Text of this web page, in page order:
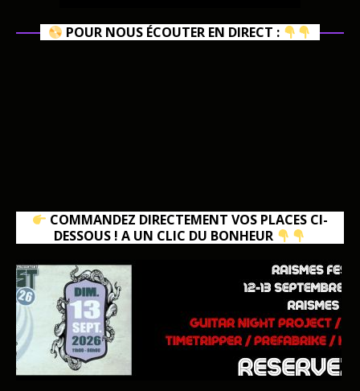
POUR NOUS ÉCOUTER EN DIRECT :
COMMANDEZ DIRECTEMENT VOS PLACES CI-
DESSOUS ! A UN CLIC DU BONHEUR